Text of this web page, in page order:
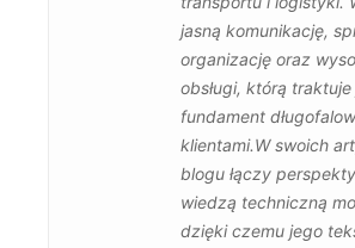
jasną komunikację,
organizację oraz
obsługi, którą
fundament
klientami.W swoich
blogu łączy
wiedzą techniczną
dzięki czemu jego